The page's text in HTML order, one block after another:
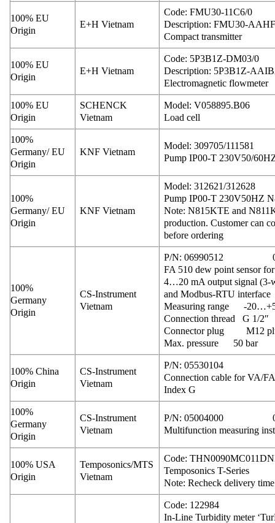
100% EU
Origin
E+H Vietnam
Code: FMU30-11C6/0
Description: FMU30-
Compact transmitter
100% EU
Origin
E+H Vietnam
Code: 5P3B1Z-DM03/0
Description: 5P3B1Z-
Electromagnetic flowmeter
100% EU
Origin
SCHENCK
Vietnam
Model: V058895.B06
Load cell
100%
Germany/ EU
Origin
KNF Vietnam
Model: 309705/111581
Pump IP00-T 230V50/
100%
Germany/ EU
Origin
KNF Vietnam
Model: 312621/312628
Pump IP00-T 230V50HZ
Note: N815KTE and
production. Customer can
before ordering
100%
Germany
Origin
CS-Instrument
Vietnam
P/N: 06990512
FA 510 dew point sensor
4…20 mA output signal (3-
and Modbus-RTU interface
Measuring range -
Connection thread G 1/2″
Connector plug M12
Max. pressure 50 bar
100% China
Origin
CS-Instrument
Vietnam
P/N: 05530104
Connection cable for VA/
Index G
100%
Germany
Origin
CS-Instrument
Vietnam
P/N: 05004000
Multifunction measuring
100% USA
Origin
Temposonics/MTS
Vietnam
Code:
Temposonics T-Series
Note: Recheck delivery
Code: 122984
In-Line Turbidity meter